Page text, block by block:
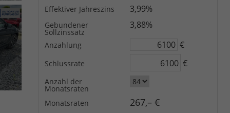
Effektiver Jahreszins 3,99%
Gebundener
Sollzinssatz
3,88%
Anzahlung €
Schlussrate €
Anzahl der
Monatsraten
Monatsraten
267,– €